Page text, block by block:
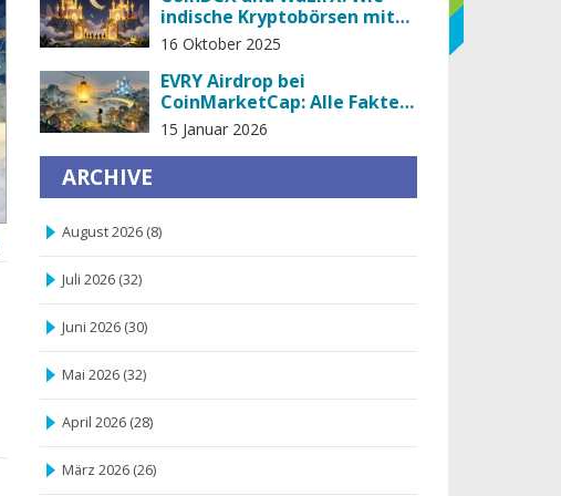
indische Kryptobörsen mit
strengen Regulierungen
16 Oktober 2025
EVRY Airdrop bei
CoinMarketCap: Alle Fakten
zum EvryNet-Kampagnen-
Airdrop 2026
15 Januar 2026
ARCHIVE
August 2026 (8)
Juli 2026 (32)
Juni 2026 (30)
Mai 2026 (32)
April 2026 (28)
März 2026 (26)